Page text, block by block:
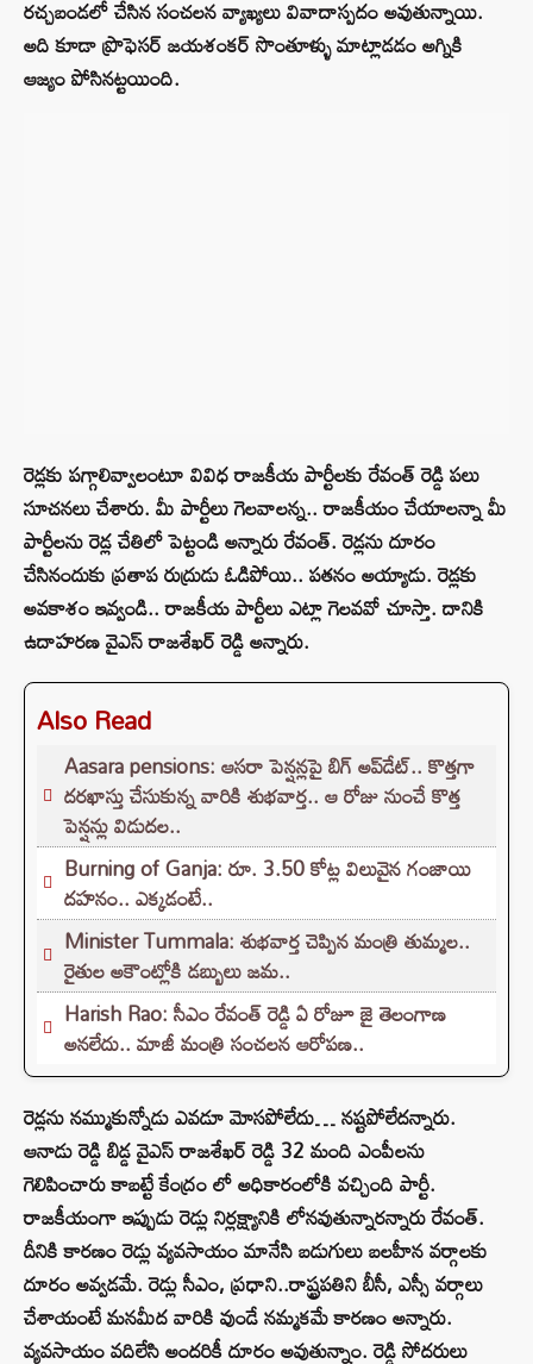
రచ్చబండలో చేసిన సంచలన వ్యాఖ్యలు వివాదాస్పదం అవుతున్నాయి.
అది కూడా ప్రొఫెసర్ జయశంకర్ సొంతూళ్ళు మాట్లాడడం అగ్నికి
ఆజ్యం పోసినట్టయింది.
రెడ్లకు పగ్గాలివ్వాలంటూ వివిధ రాజకీయ పార్టీలకు రేవంత్ రెడ్డి పలు
సూచనలు చేశారు. మీ పార్టీలు గెలవాలన్న.. రాజకీయం చేయాలన్నా మీ
పార్టీలను రెడ్ల చేతిలో పెట్టండి అన్నారు రేవంత్. రెడ్లను దూరం
చేసినందుకు ప్రతాప రుద్రుడు ఓడిపోయి.. పతనం అయ్యాడు. రెడ్లకు
అవకాశం ఇవ్వండి.. రాజకీయ పార్టీలు ఎట్లా గెలవవో చూస్తా. దానికి
ఉదాహరణ వైఎస్ రాజశేఖర్ రెడ్డి అన్నారు.
Also Read
Aasara pensions: ఆసరా పెన్షన్లపై బిగ్ అప్‌డేట్.. కొత్తగా
దరఖాస్తు చేసుకున్న వారికి శుభవార్త.. ఆ రోజు నుంచే కొత్త
పెన్షన్లు విడుదల..
Burning of Ganja: రూ. 3.50 కోట్ల విలువైన గంజాయి
దహనం.. ఎక్కడంటే..
Minister Tummala: శుభవార్త చెప్పిన మంత్రి తుమ్మల..
రైతుల అకౌంట్లోకి డబ్బులు జమ..
Harish Rao: సీఎం రేవంత్ రెడ్డి ఏ రోజూ జై తెలంగాణ
అనలేదు.. మాజీ మంత్రి సంచలన ఆరోపణ..
రెడ్లను నమ్ముకున్నోడు ఎవడూ మోసపోలేదు… నష్టపోలేదన్నారు.
ఆనాడు రెడ్డి బిడ్డ వైఎస్ రాజశేఖర్ రెడ్డి 32 మంది ఎంపీలను
గెలిపించారు కాబట్టే కేంద్రం లో అధికారంలోకి వచ్చింది పార్టీ.
రాజకీయంగా ఇప్పుడు రెడ్లు నిర్లక్ష్యానికి లోనవుతున్నారన్నారు రేవంత్.
దీనికి కారణం రెడ్లు వ్యవసాయం మానేసి బడుగులు బలహీన వర్గాలకు
దూరం అవ్వడమే. రెడ్లు సీఎం, ప్రధాని..రాష్ట్రపతిని బీసీ, ఎస్సీ వర్గాలు
చేశాయంటే మనమీద వారికి వుండే నమ్మకమే కారణం అన్నారు.
వ్యవసాయం వదిలేసి అందరికీ దూరం అవుతున్నాం. రెడ్డి సోదరులు